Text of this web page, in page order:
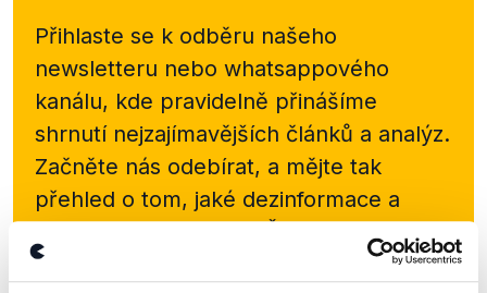
Přihlaste se k odběru našeho
newsletteru nebo whatsappového
kanálu, kde pravidelně přinášíme
shrnutí nejzajímavějších článků a analýz.
Začněte nás odebírat, a mějte tak
přehled o tom, jaké dezinformace a